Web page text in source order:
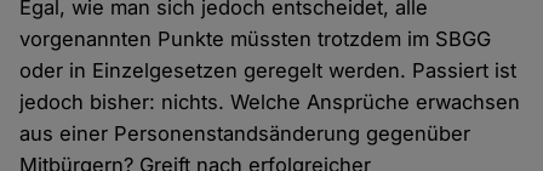
Egal, wie man sich jedoch entscheidet, alle
vorgenannten Punkte müssten trotzdem im SBGG
oder in Einzelgesetzen geregelt werden. Passiert ist
jedoch bisher: nichts. Welche Ansprüche erwachsen
aus einer Personenstandsänderung gegenüber
Mitbürgern? Greift nach erfolgreicher